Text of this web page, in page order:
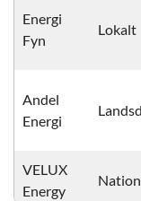
Energi
Fyn
Lokalt
Andel
Energi
VELUX
Energy